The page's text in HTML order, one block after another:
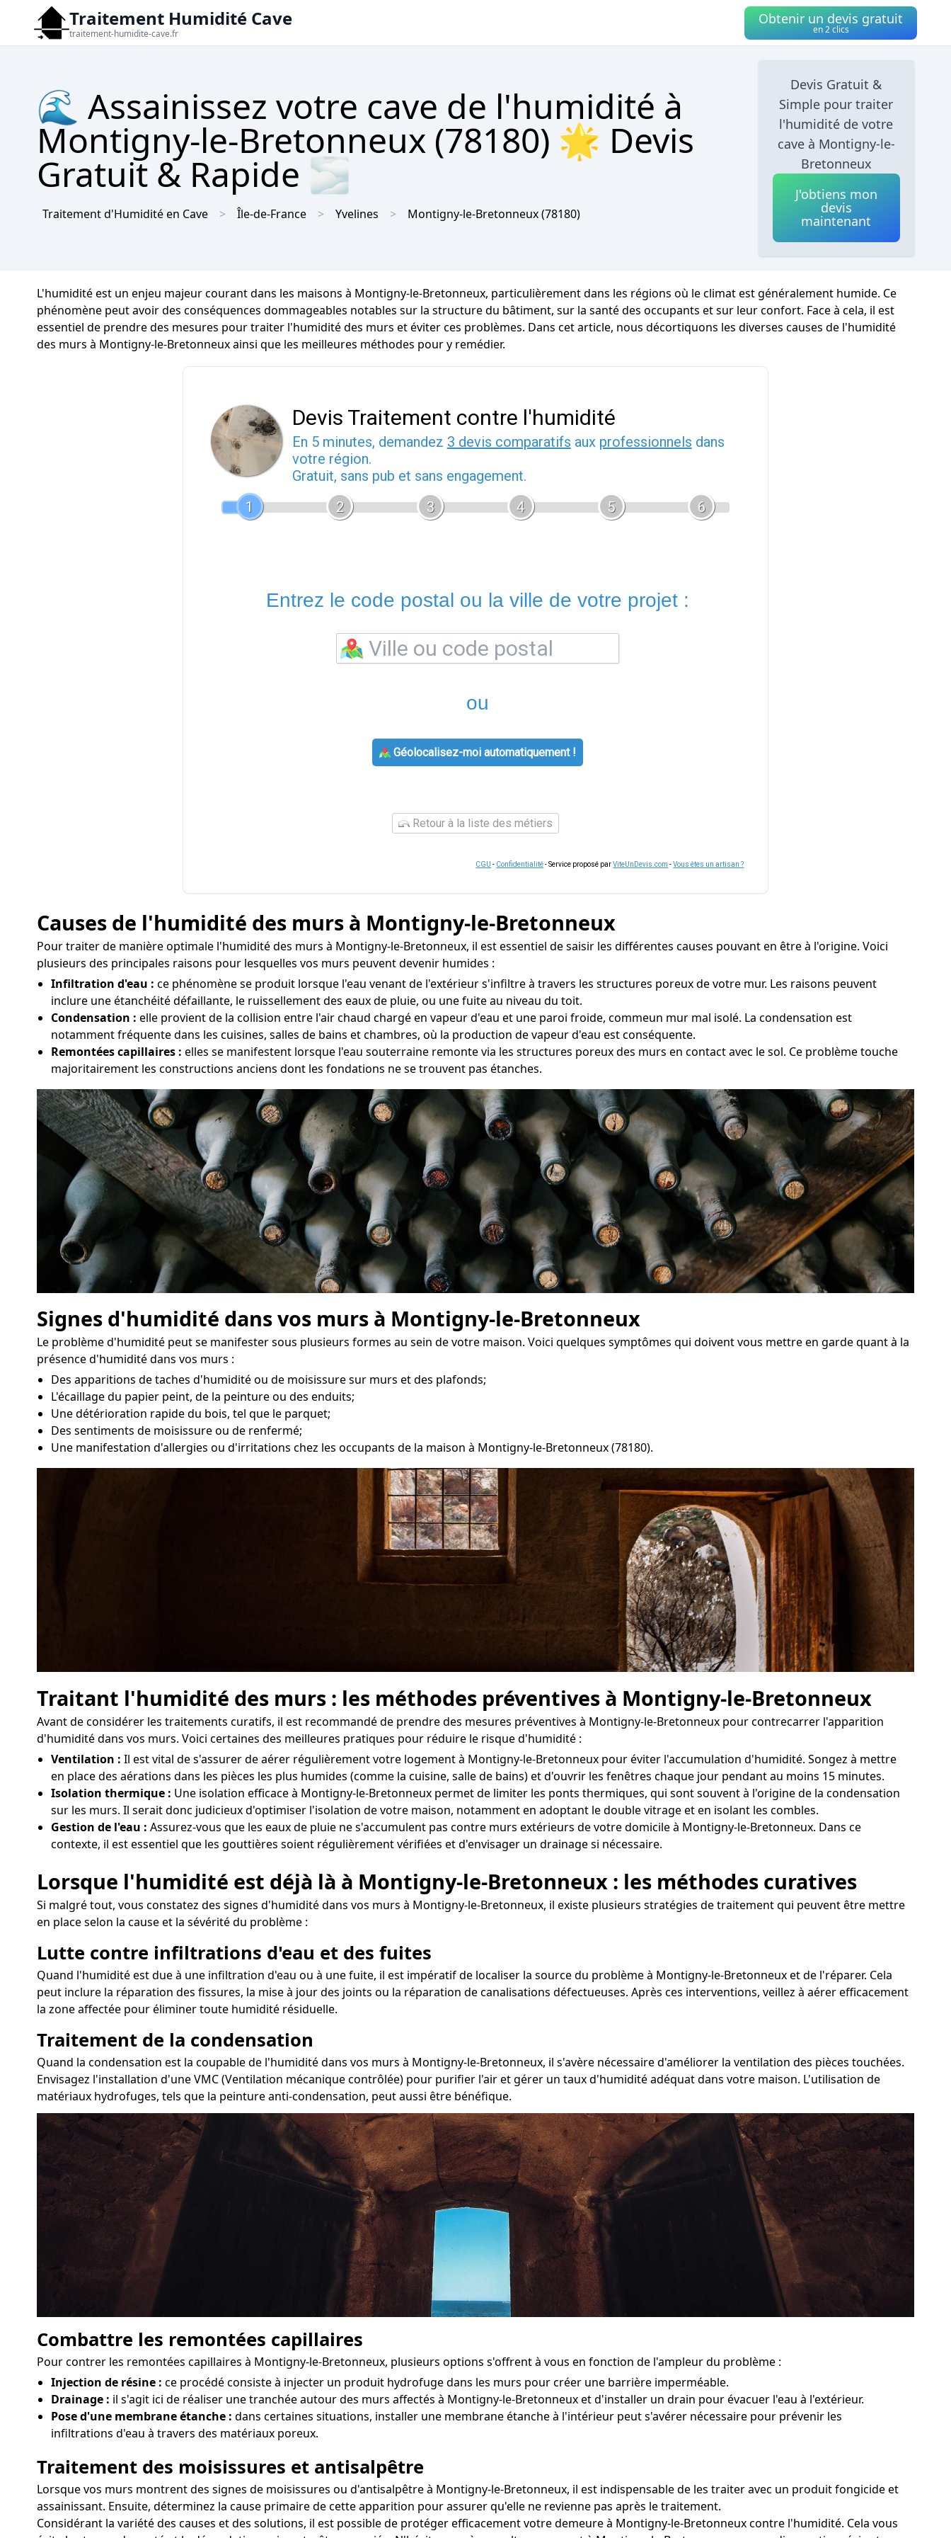
Traitement Humidité Cave
traitement-humidite-cave.fr
Obtenir un devis gratuit
en 2 clics
🌊 Assainissez votre cave de l'humidité à
Montigny-le-Bretonneux (78180) 🌟 Devis
Gratuit & Rapide 🌫
Traitement d'Humidité en Cave Île-de-France Yvelines Montigny-le-Bretonneux(78180)
Devis Gratuit &
Simple pour traiter
l'humidité de votre
cave à Montigny-le-
Bretonneux
J'obtiens mon
devis
maintenant
L'humidité est un enjeu majeur courant dans les maisons à Montigny-le-Bretonneux, particulièrement dans les régions où le climat est généralement humide. Ce
phénomène peut avoir des conséquences dommageables notables sur la structure du bâtiment, sur la santé des occupants et sur leur confort. Face à cela, il est
essentiel de prendre des mesures pour traiter l'humidité des murs et éviter ces problèmes. Dans cet article, nous décortiquons les diverses causes de l'humidité
des murs à Montigny-le-Bretonneux ainsi que les meilleures méthodes pour y remédier.
Devis Traitement contre l'humidité
En 5 minutes, demandez 3 devis comparatifs aux professionnels dans
votre région.
Gratuit, sans pub et sans engagement.
1
2 3 4 5 6
Entrez le code postal ou la ville de votre projet :
ou
Géolocalisez-moi automatiquement !
Retour à la liste des métiers
CGU - Confidentialité- Service proposé parViteUnDevis.com -Vous êtes un artisan ?
Causes de l'humidité des murs à Montigny-le-Bretonneux
Pour traiter de manière optimale l'humidité des murs à Montigny-le-Bretonneux, il est essentiel de saisir les différentes causes pouvant en être à l'origine. Voici
plusieurs des principales raisons pour lesquelles vos murs peuvent devenir humides :
Infiltration d'eau : ce phénomène se produit lorsque l'eau venant de l'extérieur s'infiltre à travers les structures poreux de votre mur. Les raisons peuvent
inclure une étanchéité défaillante, le ruissellement des eaux de pluie, ou une fuite au niveau du toit.
Condensation : elle provient de la collision entre l'air chaud chargé en vapeur d'eau et une paroi froide, commeun mur mal isolé. La condensation est
notamment fréquente dans les cuisines, salles de bains et chambres, où la production de vapeur d'eau est conséquente.
Remontées capillaires : elles se manifestent lorsque l'eau souterraine remonte via les structures poreux des murs en contact avec le sol. Ce problème touche
majoritairement les constructions anciens dont les fondations ne se trouvent pas étanches.
Signes d'humidité dans vos murs à Montigny-le-Bretonneux
Le problème d'humidité peut se manifester sous plusieurs formes au sein de votre maison. Voici quelques symptômes qui doivent vous mettre en garde quant à la
présence d'humidité dans vos murs :
Des apparitions de taches d'humidité ou de moisissure sur murs et des plafonds;
L'écaillage du papier peint, de la peinture ou des enduits;
Une détérioration rapide du bois, tel que le parquet;
Des sentiments de moisissure ou de renfermé;
Une manifestation d'allergies ou d'irritations chez les occupants de la maison à Montigny-le-Bretonneux (78180).
Traitant l'humidité des murs : les méthodes préventives à Montigny-le-Bretonneux
Avant de considérer les traitements curatifs, il est recommandé de prendre des mesures préventives à Montigny-le-Bretonneux pour contrecarrer l'apparition
d'humidité dans vos murs. Voici certaines des meilleures pratiques pour réduire le risque d'humidité :
Ventilation : Il est vital de s'assurer de aérer régulièrement votre logement à Montigny-le-Bretonneux pour éviter l'accumulation d'humidité. Songez à mettre
en place des aérations dans les pièces les plus humides (comme la cuisine, salle de bains) et d'ouvrir les fenêtres chaque jour pendant au moins 15 minutes.
Isolation thermique : Une isolation efficace à Montigny-le-Bretonneux permet de limiter les ponts thermiques, qui sont souvent à l'origine de la condensation
sur les murs. Il serait donc judicieux d'optimiser l'isolation de votre maison, notamment en adoptant le double vitrage et en isolant les combles.
Gestion de l'eau : Assurez-vous que les eaux de pluie ne s'accumulent pas contre murs extérieurs de votre domicile à Montigny-le-Bretonneux. Dans ce
contexte, il est essentiel que les gouttières soient régulièrement vérifiées et d'envisager un drainage si nécessaire.
Lorsque l'humidité est déjà là à Montigny-le-Bretonneux : les méthodes curatives
Si malgré tout, vous constatez des signes d'humidité dans vos murs à Montigny-le-Bretonneux, il existe plusieurs stratégies de traitement qui peuvent être mettre
en place selon la cause et la sévérité du problème :
Lutte contre infiltrations d'eau et des fuites
Quand l'humidité est due à une infiltration d'eau ou à une fuite, il est impératif de localiser la source du problème à Montigny-le-Bretonneux et de l'réparer. Cela
peut inclure la réparation des fissures, la mise à jour des joints ou la réparation de canalisations défectueuses. Après ces interventions, veillez à aérer efficacement
la zone affectée pour éliminer toute humidité résiduelle.
Traitement de la condensation
Quand la condensation est la coupable de l'humidité dans vos murs à Montigny-le-Bretonneux, il s'avère nécessaire d'améliorer la ventilation des pièces touchées.
Envisagez l'installation d'une VMC (Ventilation mécanique contrôlée) pour purifier l'air et gérer un taux d'humidité adéquat dans votre maison. L'utilisation de
matériaux hydrofuges, tels que la peinture anti-condensation, peut aussi être bénéfique.
Combattre les remontées capillaires
Pour contrer les remontées capillaires à Montigny-le-Bretonneux, plusieurs options s'offrent à vous en fonction de l'ampleur du problème :
Injection de résine : ce procédé consiste à injecter un produit hydrofuge dans les murs pour créer une barrière imperméable.
Drainage : il s'agit ici de réaliser une tranchée autour des murs affectés à Montigny-le-Bretonneux et d'installer un drain pour évacuer l'eau à l'extérieur.
Pose d'une membrane étanche : dans certaines situations, installer une membrane étanche à l'intérieur peut s'avérer nécessaire pour prévenir les
infiltrations d'eau à travers des matériaux poreux.
Traitement des moisissures et antisalpêtre
Lorsque vos murs montrent des signes de moisissures ou d'antisalpêtre à Montigny-le-Bretonneux, il est indispensable de les traiter avec un produit fongicide et
assainissant. Ensuite, déterminez la cause primaire de cette apparition pour assurer qu'elle ne revienne pas après le traitement.
Considérant la variété des causes et des solutions, il est possible de protéger efficacement votre demeure à Montigny-le-Bretonneux contre l'humidité. Cela vous